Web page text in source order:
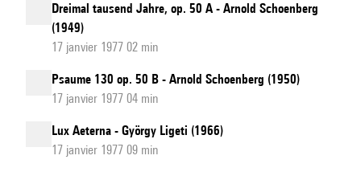
Dreimal tausend Jahre, op. 50 A - Arnold Schoenberg
(1949)
17 janvier 1977 02 min
Psaume 130 op. 50 B - Arnold Schoenberg (1950)
17 janvier 1977 04 min
Lux Aeterna - György Ligeti (1966)
17 janvier 1977 09 min